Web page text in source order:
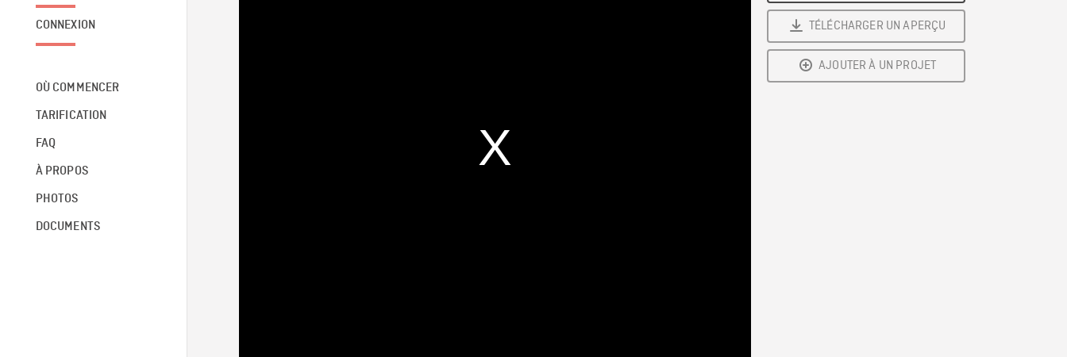
CONNEXION
OÙ COMMENCER
TARIFICATION
FAQ
À PROPOS
PHOTOS
DOCUMENTS
TÉLÉCHARGER UN APERÇU
AJOUTER À UN PROJET